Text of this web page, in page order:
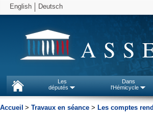
English Deutsch
Les
députés
Dans
l'Hémicycle
Accueil > Travaux en séance > Les comptes